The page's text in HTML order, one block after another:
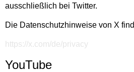
ausschließlich bei Twitter.
Die Datenschutzhinweise von X
https://x.com/de/privacy
YouTube